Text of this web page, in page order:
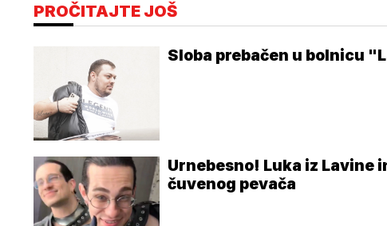
PROČITAJTE JOŠ
Sloba prebačen u bolnicu
Urnebesno! Luka iz Lavine
čuvenog pevača